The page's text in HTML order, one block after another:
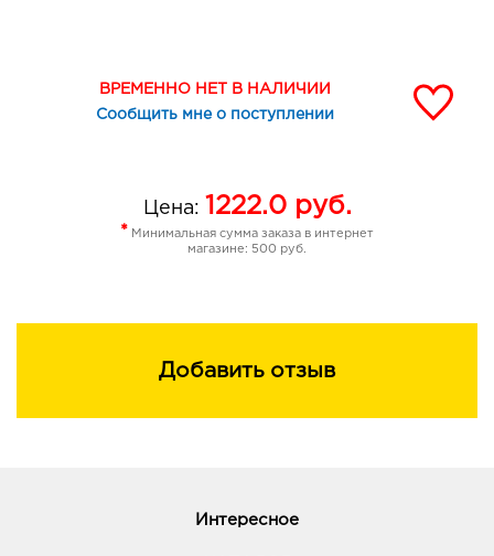
ВРЕМЕННО НЕТ В НАЛИЧИИ
Сообщить мне о поступлении
Цена: 1222.0руб.
* Минимальная сумма заказа в интернет
магазине: 500 руб.
Добавить отзыв
Интересное